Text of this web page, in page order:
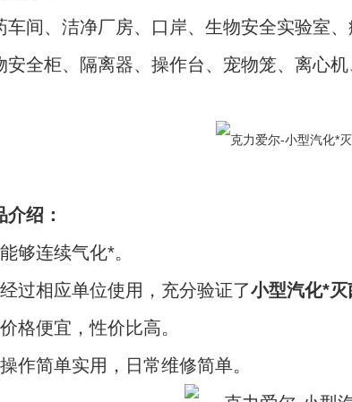
车间、洁净厂房、口岸、生物安全实验室、
安全柜、隔离器、操作台、宠物笼、离心
介绍：
够连续气化*。
过相应单位使用，充分验证了小型汽化*灭
格便宜，性价比高。
作简单实用，日常维修简单。